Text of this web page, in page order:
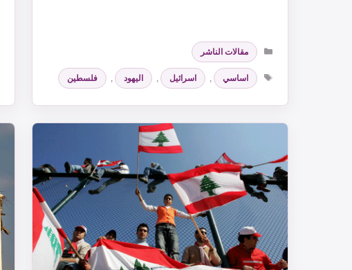
التصنيفات
مقالات الناشر
الوسوم
اساسي اسرائيل اليهود فلسطين